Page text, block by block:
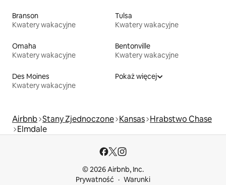
Branson
Kwatery wakacyjne
Tulsa
Kwatery wakacyjne
Omaha
Kwatery wakacyjne
Bentonville
Kwatery wakacyjne
Des Moines
Kwatery wakacyjne
Pokaż więcej
Airbnb Stany Zjednoczone Kansas Hrabstwo Chase
Elmdale
© 2026 Airbnb, Inc.
Prywatność
Warunki